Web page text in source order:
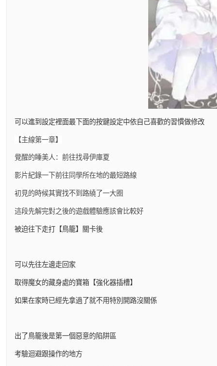
可以進到設定裡面最下面的按鍵設定中依自己喜歡的習慣做修改
【主線第一章】
覺醒的睡美人：前往找尋伊庫夏
影片紀錄一下前往同學所在地的最短路線
初見的時候其實找不到路繞了一大圈
這段先解完對之後的遊戲體驗應該會比較好
被迫往下走打【鳥籠】關卡後
可以先往左邊走回家
取得魔女的藏身處的寶箱【強化器插槽】
如果在家時已經先拿過了就不用特別開路沒關係
出了鳥籠後是第一個惡意的陷阱區
考驗迴避跟操作的地方